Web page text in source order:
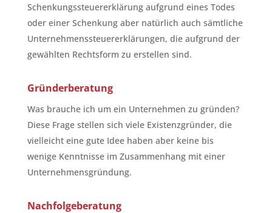
Schenkungssteuererklärung aufgrund eines Todes
oder einer Schenkung aber natürlich auch sämtliche
Unternehmenssteuererklärungen, die aufgrund der
gewählten Rechtsform zu erstellen sind.
Gründerberatung
Was brauche ich um ein Unternehmen zu gründen?
Diese Frage stellen sich viele Existenzgründer, die
vielleicht eine gute Idee haben aber keine bis
wenige Kenntnisse im Zusammenhang mit einer
Unternehmensgründung.
Nachfolgeberatung